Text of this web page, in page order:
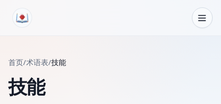
首页/术语表/技能
技能